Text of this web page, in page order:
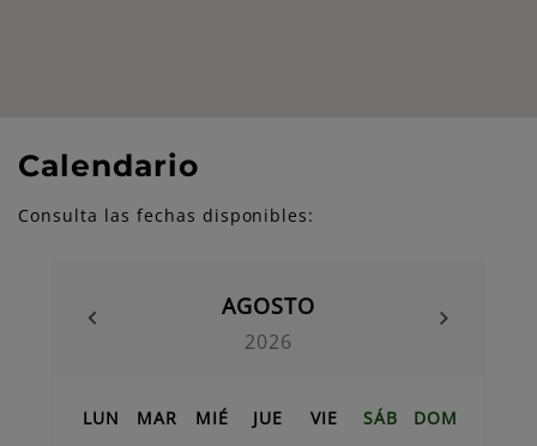
Calendario
Consulta las fechas disponibles:
AGOSTO
2026
LUN MAR MIÉ JUE VIE SÁB DOM